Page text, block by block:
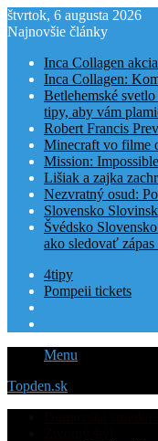
štvrtok, 6 augusta 2026
Najnovšie články
Inca Collagen
Inca Collagen:
Betlehemské
tipy, aby vám
Robert Francis
Minecraft vo filme
Mission:
Lišiak a zajka
Nezvratný osud:
Slovensko
Švédsko
ako sledovať
4tipy
Pompeii tickets
Menu
Topden.sk